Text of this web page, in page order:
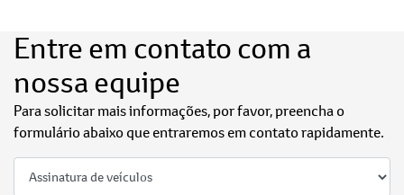
Entre em contato com a
nossa equipe
Para solicitar mais informações, por favor, preencha o
formulário abaixo que entraremos em contato rapidamente.